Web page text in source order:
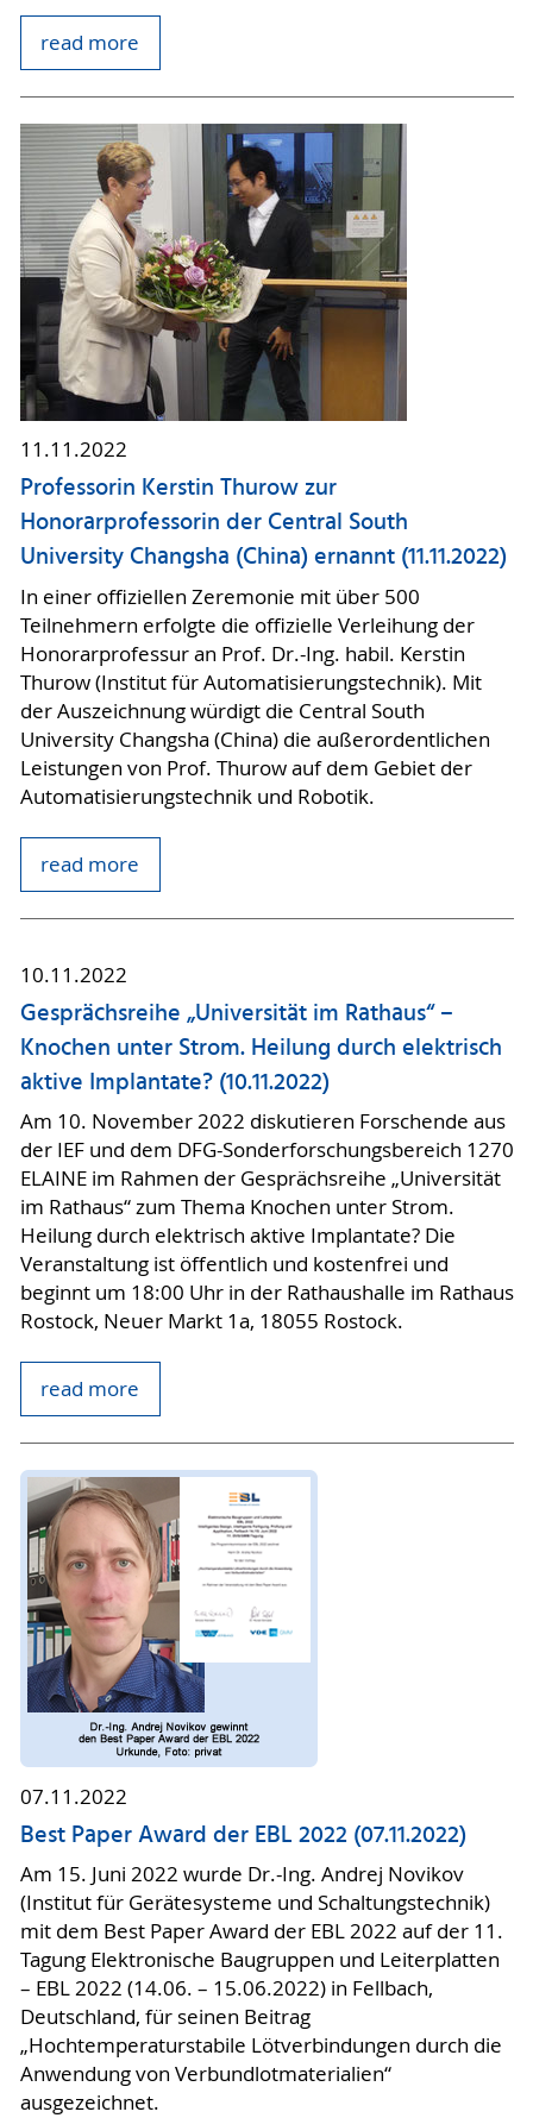
read more
11.11.2022
Professorin Kerstin Thurow zur
Honorarprofessorin der Central South
University Changsha (China) ernannt (11.11.2022)
In einer offiziellen Zeremonie mit über 500
Teilnehmern erfolgte die offizielle Verleihung der
Honorarprofessur an Prof. Dr.-Ing. habil. Kerstin
Thurow (Institut für Automatisierungstechnik). Mit
der Auszeichnung würdigt die Central South
University Changsha (China) die außerordentlichen
Leistungen von Prof. Thurow auf dem Gebiet der
Automatisierungstechnik und Robotik.
read more
10.11.2022
Gesprächsreihe „Universität im Rathaus“ –
Knochen unter Strom. Heilung durch elektrisch
aktive Implantate? (10.11.2022)
Am 10. November 2022 diskutieren Forschende aus
der IEF und dem DFG-Sonderforschungsbereich 1270
ELAINE im Rahmen der Gesprächsreihe „Universität
im Rathaus“ zum Thema Knochen unter Strom.
Heilung durch elektrisch aktive Implantate? Die
Veranstaltung ist öffentlich und kostenfrei und
beginnt um 18:00 Uhr in der Rathaushalle im Rathaus
Rostock, Neuer Markt 1a, 18055 Rostock.
read more
07.11.2022
Best Paper Award der EBL 2022 (07.11.2022)
Am 15. Juni 2022 wurde Dr.-Ing. Andrej Novikov
(Institut für Gerätesysteme und Schaltungstechnik)
mit dem Best Paper Award der EBL 2022 auf der 11.
Tagung Elektronische Baugruppen und Leiterplatten
– EBL 2022 (14.06. – 15.06.2022) in Fellbach,
Deutschland, für seinen Beitrag
„Hochtemperaturstabile Lötverbindungen durch die
Anwendung von Verbundlotmaterialien“
ausgezeichnet.